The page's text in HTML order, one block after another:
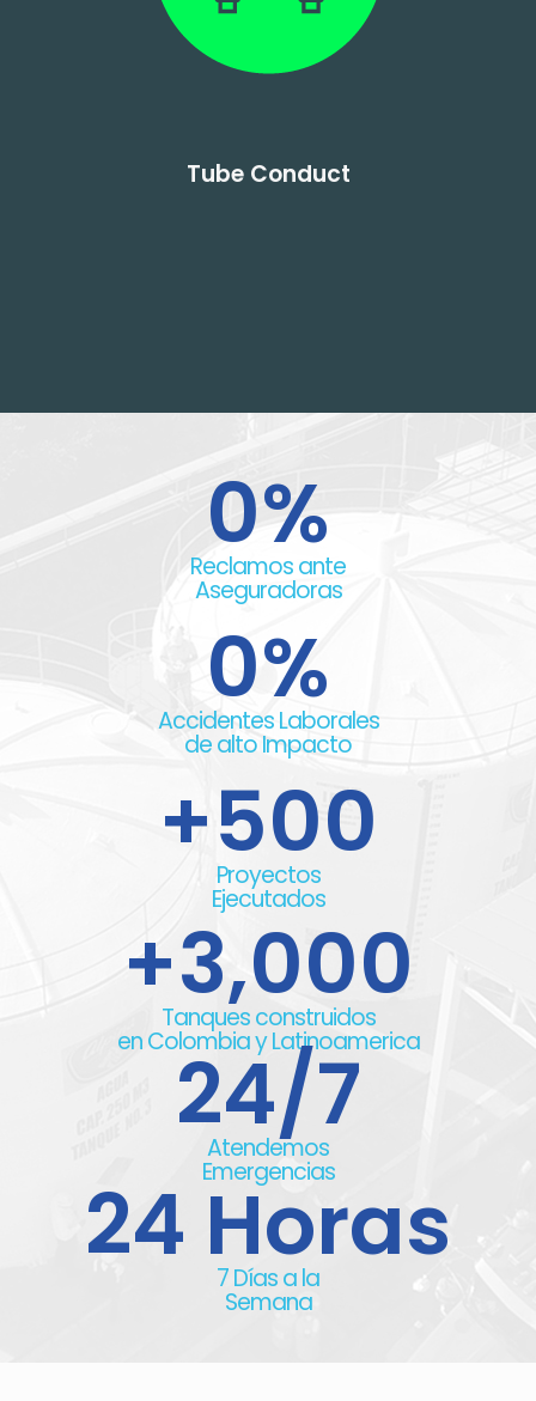
Tube Conduct
0%
Reclamos ante
Aseguradoras
0%
Accidentes Laborales
de alto Impacto
+500
Proyectos
Ejecutados
+3,000
Tanques construidos
en Colombia y Latinoamerica
24/7
Atendemos
Emergencias
24 Horas
7 Días a la
Semana